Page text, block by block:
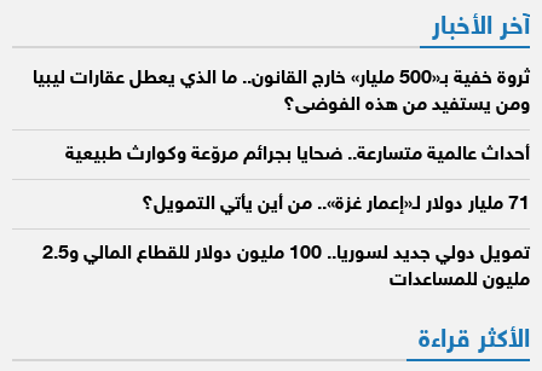
آخر الأخبار
ثروة خفية بـ«500 مليار» خارج القانون.. ما الذي يعطل عقارات ليبيا
ومن يستفيد من هذه الفوضى؟
أحداث عالمية متسارعة.. ضحايا بجرائم مروّعة وكوارث طبيعية
71 مليار دولار لـ«إعمار غزة».. من أين يأتي التمويل؟
تمويل دولي جديد لسوريا.. 100 مليون دولار للقطاع المالي و2.5
مليون للمساعدات
الأكثر قراءة